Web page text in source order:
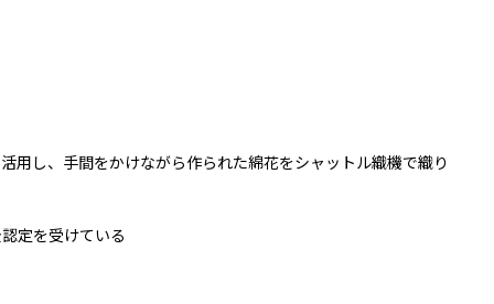
用し、手間をかけながら作られた綿花をシャットル織機で織り
定を受けている